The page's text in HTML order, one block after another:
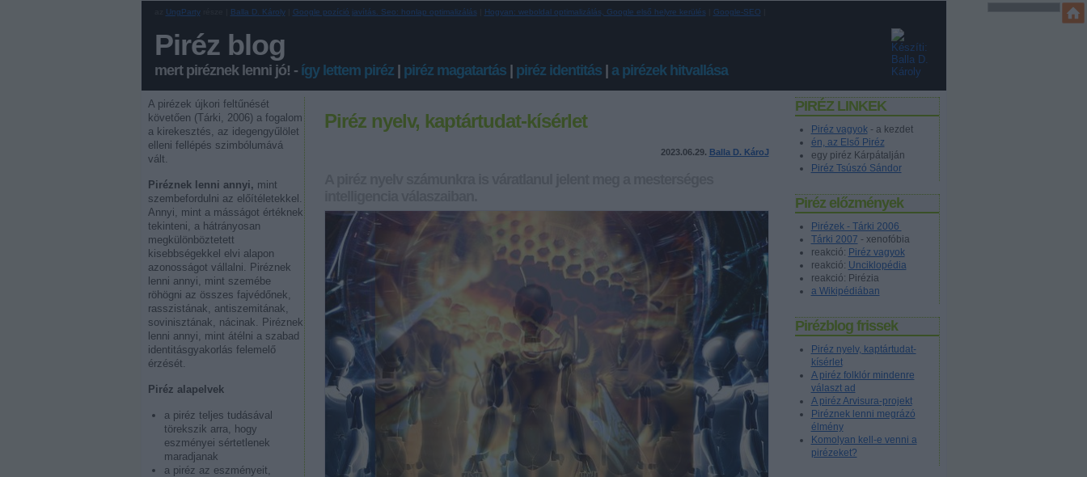
UngPartyrésze | Balla D. Károly| Google pozíció javítás. Seo: honlap optimalizálás| Hogyan: weboldal optimalizálás, Google első helyre kerülés| Google-SEO
Piréz blog
mert piréznek lenni jó! - így lettem piréz| piréz magatartás| piréz identitás| a pirézek hitvallása
A pirézek újkori feltűnését
követően (Tárki, 2006) a fogalom
a kirekesztés, az idegengyűlölet
elleni fellépés szimbólumává
vált.
Piréznek lenni annyi, mint
szembefordulni az előítéletekkel.
Annyi, mint a másságot értéknek
tekinteni, a hátrányosan
megkülönböztetett
kisebbségekkel elvi alapon
azonosságot vállalni. Piréznek
lenni annyi, mint szemébe
röhögni az összes fajvédőnek,
rasszistának, antiszemitának,
sovinisztának, nácinak. Piréznek
lenni annyi, mint átélni a szabad
identitásgyakorlás felemelő
érzését.
Piréz alapelvek
a piréz teljes tudásával
törekszik arra, hogy
eszményei sértetlenek
maradjanak
a piréz az eszményeit,
PIRÉZ LINKEK
Piréz vagyok- a kezdet
én, az Első Piréz
egy piréz Kárpátalján
Piréz Tsúszó Sándor
Piréz előzmények
Pirézek - Tárki 2006
Tárki 2007 - xenofóbia
reakció: Piréz vagyok
reakció: Unciklopédia
reakció: Pirézia
a Wikipédiában
Pirézblog frissek
Piréz nyelv, kaptártudat-
kísérlet
A piréz folklór mindenre
választ ad
A piréz Arvisura-projekt
Piréznek lenni megrázó
élmény
Komolyan kell-e venni a
pirézeket?
Piréz nyelv, kaptártudat-kísérlet
2023.06.29. Balla D. KároJ